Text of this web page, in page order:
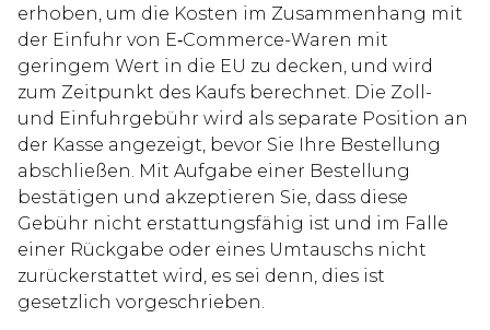
erhoben, um die Kosten im Zusammenhang mit
der Einfuhr von E‑Commerce-Waren mit
geringem Wert in die EU zu decken, und wird
zum Zeitpunkt des Kaufs berechnet. Die Zoll-
und Einfuhrgebühr wird als separate Position an
der Kasse angezeigt, bevor Sie Ihre Bestellung
abschließen. Mit Aufgabe einer Bestellung
bestätigen und akzeptieren Sie, dass diese
Gebühr nicht erstattungsfähig ist und im Falle
einer Rückgabe oder eines Umtauschs nicht
zurückerstattet wird, es sei denn, dies ist
gesetzlich vorgeschrieben.